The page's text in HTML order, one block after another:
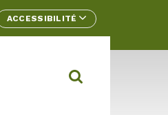
ACCESSIBILITÉ
Ouvrir la barre
Rechercher